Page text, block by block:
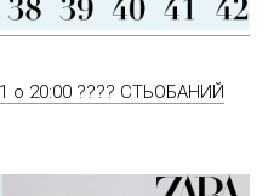
о 20:00 ???? СТЬОБАНИЙ